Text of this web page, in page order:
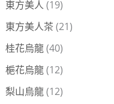
東方美人 (19)
東方美人茶 (21)
桂花烏龍(40)
梔花烏龍(12)
梨山烏龍(12)